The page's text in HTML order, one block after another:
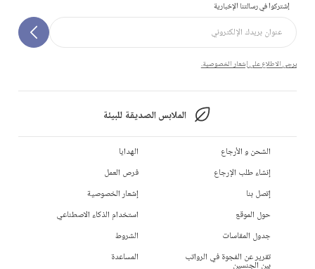
إشتركوا في رسالتنا الإخبارية
يرجى الاطلاع على إشعار الخصوصية.
الملابس الصديقة للبيئة
الشحن و الأرجاع
إنشاء طلب الإرجاع
إتصل بنا
حول الموقع
جدول المقاسات
تقرير عن الفجوة في الرواتب
بين الجنسين
الهدايا
فرص العمل
إشعار الخصوصية
استخدام الذكاء الاصطناعي
الشروط
المساعدة